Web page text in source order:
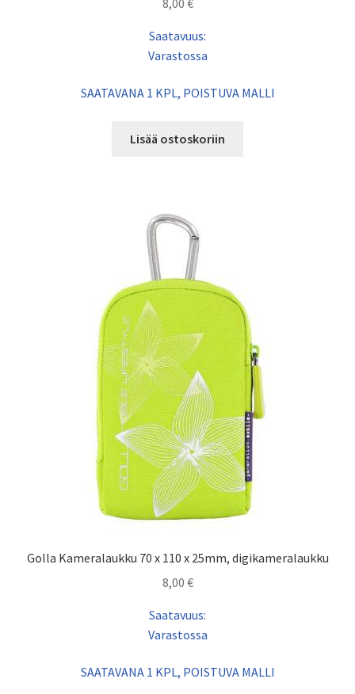
Saatavuus:
Varastossa
SAATAVANA 1 KPL, POISTUVA MALLI
Lisää ostoskoriin
Golla Kameralaukku 70 x 110 x 25mm, digikameralaukku
8,00 €
Saatavuus:
Varastossa
SAATAVANA 1 KPL, POISTUVA MALLI